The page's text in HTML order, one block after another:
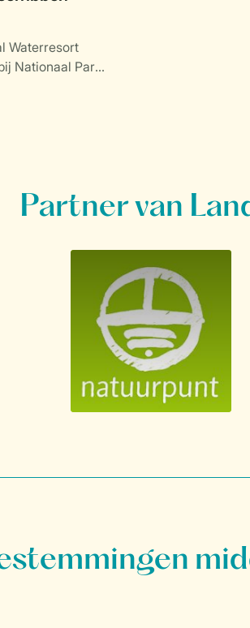
Waterresort
Nationaal Park
Partner van